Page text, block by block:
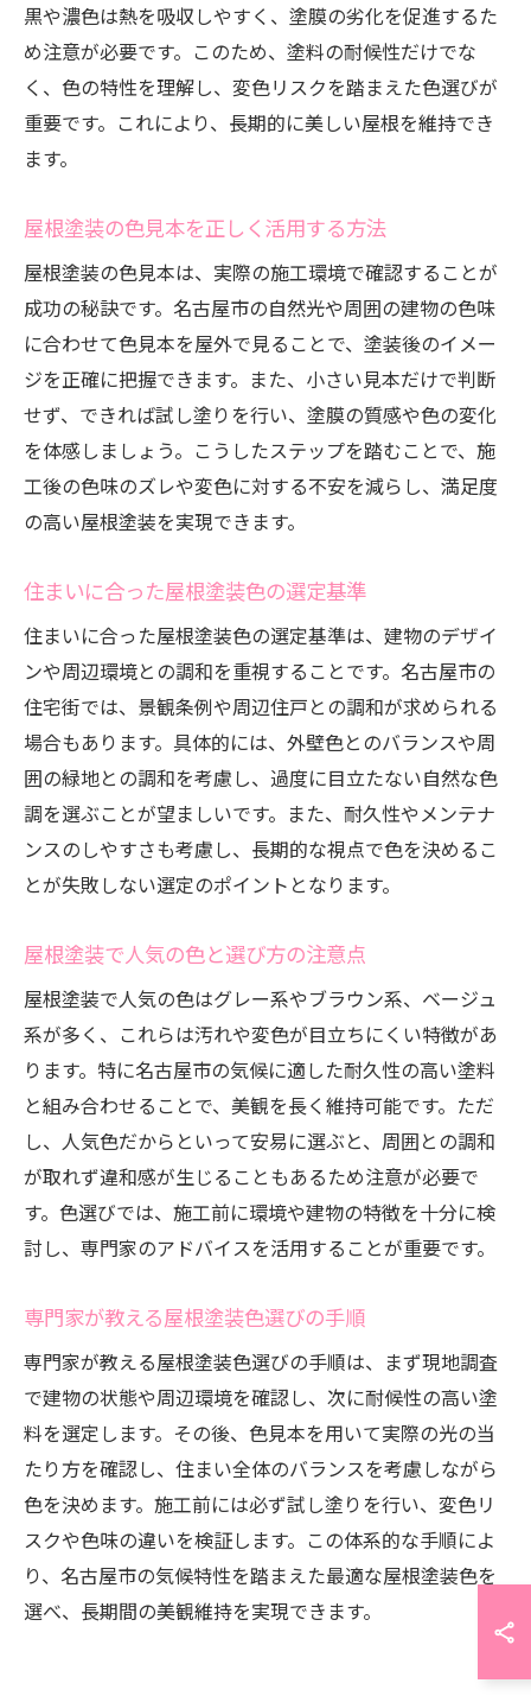
黒や濃色は熱を吸収しやすく、塗膜の劣化を促進するた
め注意が必要です。このため、塗料の耐候性だけでな
く、色の特性を理解し、変色リスクを踏まえた色選びが
重要です。これにより、長期的に美しい屋根を維持でき
ます。
屋根塗装の色見本を正しく活用する方法
屋根塗装の色見本は、実際の施工環境で確認することが
成功の秘訣です。名古屋市の自然光や周囲の建物の色味
に合わせて色見本を屋外で見ることで、塗装後のイメー
ジを正確に把握できます。また、小さい見本だけで判断
せず、できれば試し塗りを行い、塗膜の質感や色の変化
を体感しましょう。こうしたステップを踏むことで、施
工後の色味のズレや変色に対する不安を減らし、満足度
の高い屋根塗装を実現できます。
住まいに合った屋根塗装色の選定基準
住まいに合った屋根塗装色の選定基準は、建物のデザイ
ンや周辺環境との調和を重視することです。名古屋市の
住宅街では、景観条例や周辺住戸との調和が求められる
場合もあります。具体的には、外壁色とのバランスや周
囲の緑地との調和を考慮し、過度に目立たない自然な色
調を選ぶことが望ましいです。また、耐久性やメンテナ
ンスのしやすさも考慮し、長期的な視点で色を決めるこ
とが失敗しない選定のポイントとなります。
屋根塗装で人気の色と選び方の注意点
屋根塗装で人気の色はグレー系やブラウン系、ベージュ
系が多く、これらは汚れや変色が目立ちにくい特徴があ
ります。特に名古屋市の気候に適した耐久性の高い塗料
と組み合わせることで、美観を長く維持可能です。ただ
し、人気色だからといって安易に選ぶと、周囲との調和
が取れず違和感が生じることもあるため注意が必要で
す。色選びでは、施工前に環境や建物の特徴を十分に検
討し、専門家のアドバイスを活用することが重要です。
専門家が教える屋根塗装色選びの手順
専門家が教える屋根塗装色選びの手順は、まず現地調査
で建物の状態や周辺環境を確認し、次に耐候性の高い塗
料を選定します。その後、色見本を用いて実際の光の当
たり方を確認し、住まい全体のバランスを考慮しながら
色を決めます。施工前には必ず試し塗りを行い、変色リ
スクや色味の違いを検証します。この体系的な手順によ
り、名古屋市の気候特性を踏まえた最適な屋根塗装色を
選べ、長期間の美観維持を実現できます。